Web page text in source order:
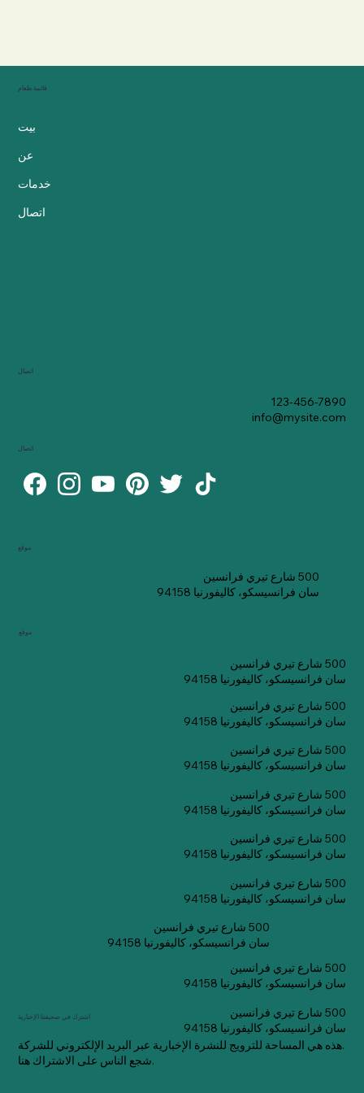
قائمة طعام
بيت
عن
خدمات
اتصال
موقع
500 شارع تيري فرانسين
سان فرانسيسكو، كاليفورنيا 94158
موقع
500 شارع تيري فرانسين
سان فرانسيسكو، كاليفورنيا 94158
500 شارع تيري فرانسين
سان فرانسيسكو، كاليفورنيا 94158
500 شارع تيري فرانسين
سان فرانسيسكو، كاليفورنيا 94158
500 شارع تيري فرانسين
سان فرانسيسكو، كاليفورنيا 94158
500 شارع تيري فرانسين
سان فرانسيسكو، كاليفورنيا 94158
500 شارع تيري فرانسين
سان فرانسيسكو، كاليفورنيا 94158
500 شارع تيري فرانسين
سان فرانسيسكو، كاليفورنيا 94158
500 شارع تيري فرانسين
سان فرانسيسكو، كاليفورنيا 94158
500 شارع تيري فرانسين
سان فرانسيسكو، كاليفورنيا 94158
اتصال
123-456-7890
info@mysite.com
اتصال
اشترك في صحيفتنا الإخبارية
هذه هي المساحة للترويج للنشرة الإخبارية عبر البريد الإلكتروني للشركة.
شجع الناس على الاشتراك هنا.